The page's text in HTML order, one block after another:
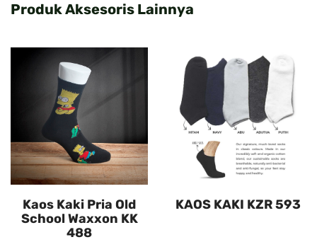
Produk Aksesoris Lainnya
Kaos Kaki Pria Old
School Waxxon KK
488
KAOS KAKI KZR 593